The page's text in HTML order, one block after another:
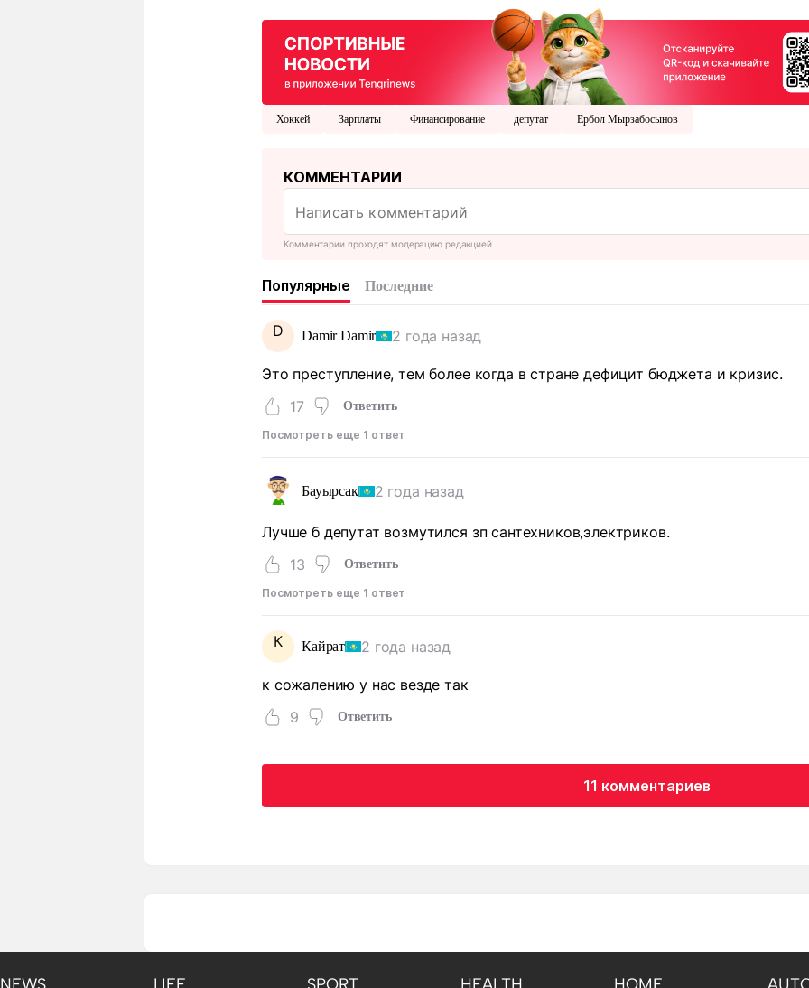
Хоккей Зарплаты Финансирование депутат Ербол Мырзабосынов
КОММЕНТАРИИ
Комментарии проходят модерацию редакцией
Популярные Последние
D Damir Damir 2 года назад
Это преступление, тем более когда в стране дефицит бюджета и кризис.
17
Ответить
Посмотреть еще 1 ответ
Бауырсак 2 года назад
Лучше б депутат возмутился зп сантехников,электриков.
13
Ответить
Посмотреть еще 1 ответ
К Кайрат 2 года назад
к сожалению у нас везде так
9
Ответить
11 комментариев